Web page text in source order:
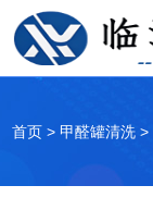
首页 > 甲醛罐清洗 >